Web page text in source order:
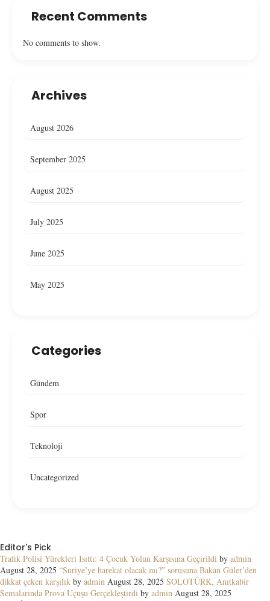
Recent Comments
No comments to show.
Archives
August 2026
September 2025
August 2025
July 2025
June 2025
May 2025
Categories
Gündem
Spor
Teknoloji
Uncategorized
Editor's Pick
Trafik Polisi Yürekleri Isıttı: 4 Çocuk Yolun Karşısına Geçirildi by admin
August 28, 2025 “Suriye’ye harekat olacak mı?” sorusuna Bakan Güler’den
dikkat çeken karşılık by admin August 28, 2025 SOLOTÜRK, Anıtkabir
Semalarında Prova Uçuşu Gerçekleştirdi by admin August 28, 2025